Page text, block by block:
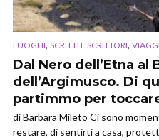
LUOGHI, SCRITTI E SCRITTORI, VIAGGI
Dal Nero dell’Etna al
dell’Argimusco. Di
partimmo per
di Barbara Mileto Ci sono
restare, di sentirti a casa,